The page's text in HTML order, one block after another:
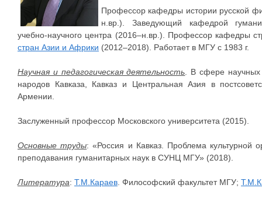
Профессор кафедры истории русской
н.вр.). Заведующий кафедрой
учебно-научного центра (2016–н.вр.). Профессор кафедры
стран Азии и Африки (2012–2018). Работает в МГУ с 1983 г.
Научная и педагогическая деятельность . В сфере
народов Кавказа, Кавказ и Центральная Азия в
Армении.
Заслуженный профессор Московского университета (2015).
Основные труды: «Россия и Кавказ. Проблема культурной
преподавания гуманитарных наук в СУНЦ МГУ» (2018).
Литература: Т.М.Караев . Философский факультет МГУ;